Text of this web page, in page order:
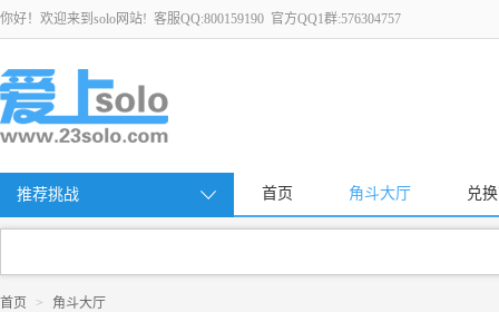
你好！欢迎来到solo网站! 客服QQ:800159190 官方QQ1群:576304757
推荐挑战 首页 角斗大厅 兑
首页 > 角斗大厅